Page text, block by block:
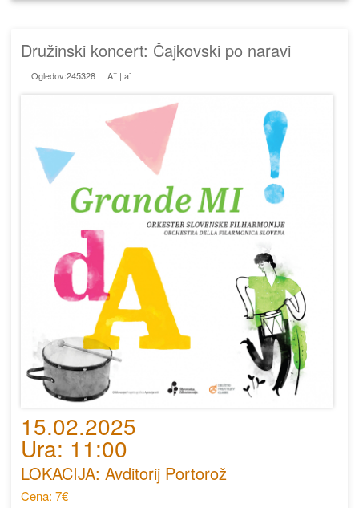
Družinski koncert: Čajkovski po naravi
Ogledov:245328 A+| a-
15.02.2025
Ura: 11:00
LOKACIJA: Avditorij Portorož
Cena: 7€